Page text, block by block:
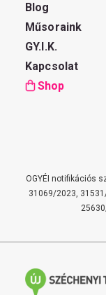
Blog
Műsoraink
GY.I.K.
Kapcsolat
Shop
OGYÉI notifikációs
31069/2023,